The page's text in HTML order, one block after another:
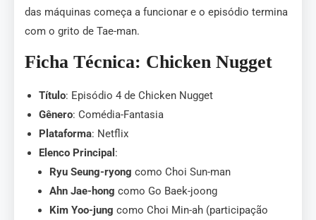
das máquinas começa a funcionar e o episódio termina
com o grito de Tae-man.
Ficha Técnica: Chicken Nugget
Título: Episódio 4 de Chicken Nugget
Gênero: Comédia-Fantasia
Plataforma: Netflix
Elenco Principal :
Ryu Seung-ryong como Choi Sun-man
Ahn Jae-hong como Go Baek-joong
Kim Yoo-jung como Choi Min-ah (participação